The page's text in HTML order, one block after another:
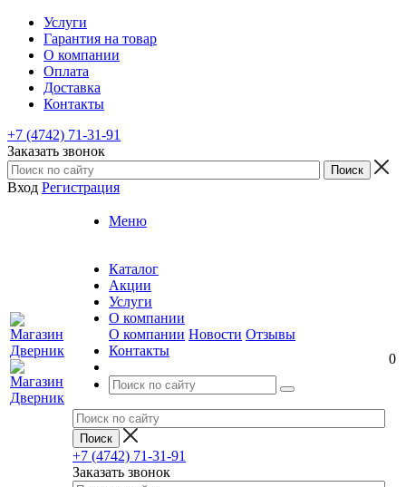
Услуги
Гарантия на товар
О компании
Оплата
Доставка
Контакты
+7 (4742) 71-31-91
Заказать звонок
Вход Регистрация
Меню
Каталог
Акции
Услуги
О компании
О компании Новости Отзывы
Контакты
+7 (4742) 71-31-91
Заказать звонок
0